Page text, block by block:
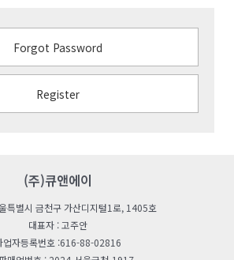
Forgot Password
Register
(주)큐앤에이
특별시 금천구 가산디지털1로, 1405호
대표자 : 고주안
업자등록번호 :616-88-02816